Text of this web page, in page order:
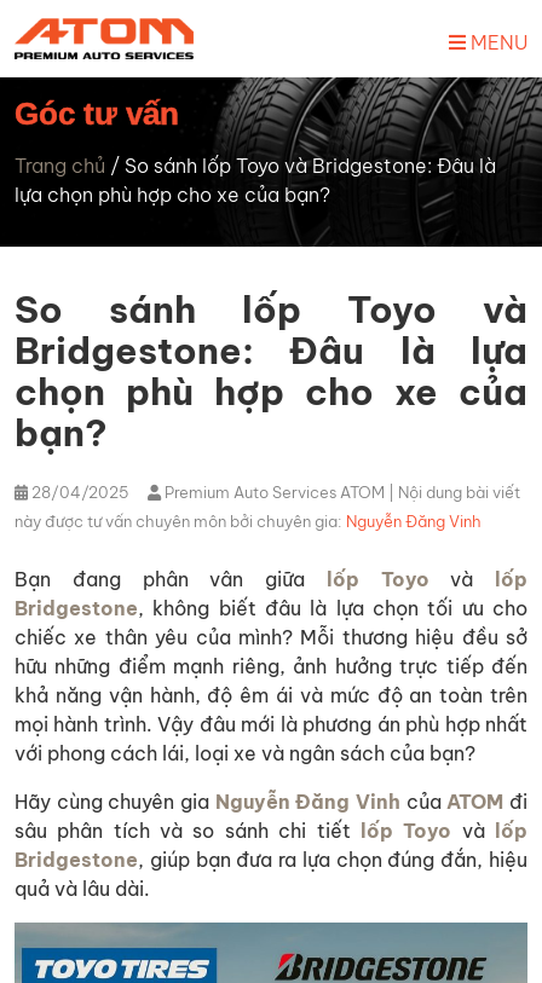
MENU
Góc tư vấn
Trang chủ / So sánh lốp Toyo và Bridgestone: Đâu là
lựa chọn phù hợp cho xe của bạn?
So sánh lốp Toyo và
Bridgestone: Đâu là lựa
chọn phù hợp cho xe của
bạn?
28/04/2025 Premium Auto Services ATOM
| Nội dung bài viết
này được tư vấn chuyên môn bởi chuyên gia: Nguyễn Đăng Vinh
Bạn đang phân vân giữa lốp Toyo và
lốp
Bridgestone, không biết đâu là lựa chọn tối ưu cho
chiếc xe thân yêu của mình? Mỗi thương hiệu đều sở
hữu những điểm mạnh riêng, ảnh hưởng trực tiếp đến
khả năng vận hành, độ êm ái và mức độ an toàn trên
mọi hành trình. Vậy đâu mới là phương án phù hợp nhất
với phong cách lái, loại xe và ngân sách của bạn?
Hãy cùng chuyên gia Nguyễn Đăng Vinh củaATOM đi
sâu phân tích và so sánh chi tiết
lốp Toyo và
lốp
Bridgestone, giúp bạn đưa ra lựa chọn đúng đắn, hiệu
quả và lâu dài.